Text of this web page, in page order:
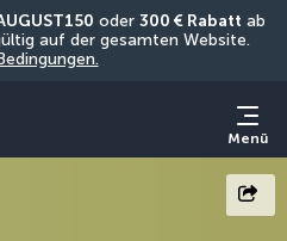
oder 300 € Rabatt ab
Menü